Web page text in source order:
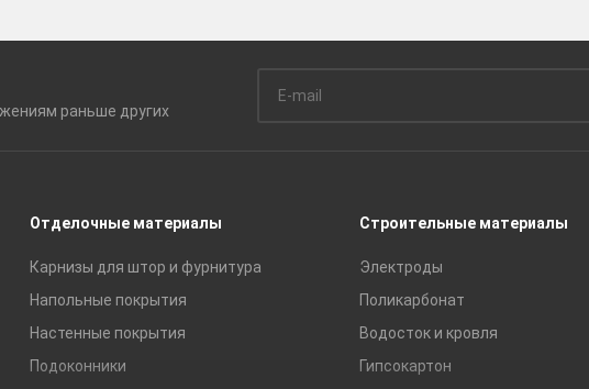
раньше других
Отделочные материалы
Карнизы для штор и фурнитура
Напольные покрытия
Настенные покрытия
Подоконники
Строительные материалы
Электроды
Поликарбонат
Водосток и кровля
Гипсокартон